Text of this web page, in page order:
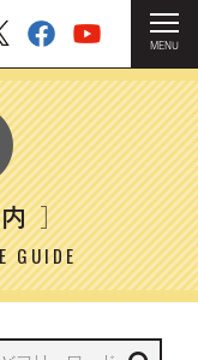
MENU
内］
GUIDE